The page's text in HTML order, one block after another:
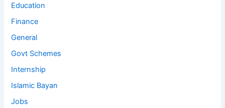
Education
Finance
General
Govt Schemes
Internship
Islamic Bayan
Jobs